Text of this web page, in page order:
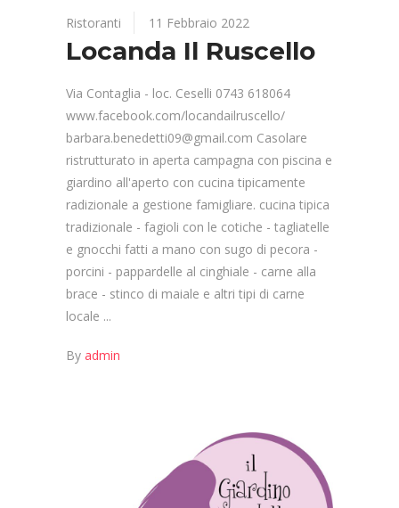
Ristoranti 11 Febbraio 2022
Locanda Il Ruscello
Via Contaglia - loc. Ceselli 0743 618064
www.facebook.com/locandailruscello/
barbara.benedetti09@gmail.com Casolare
ristrutturato in aperta campagna con piscina e
giardino all'aperto con cucina tipicamente
radizionale a gestione famigliare. cucina tipica
tradizionale - fagioli con le cotiche - tagliatelle
e gnocchi fatti a mano con sugo di pecora -
porcini - pappardelle al cinghiale - carne alla
brace - stinco di maiale e altri tipi di carne
locale
By admin